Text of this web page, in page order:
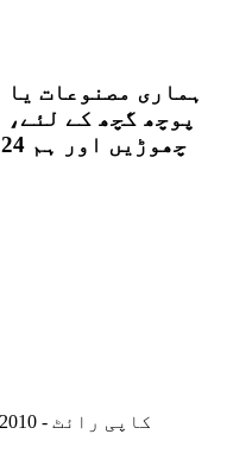
ہماری مصنوعات
پوچھ گچھ کے
© کاپی رائٹ - 2010-2023: جملہ حقوق محفوظ ہیں۔